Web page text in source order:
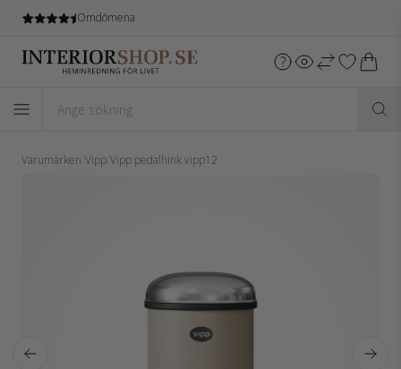
Omdömena
Varumärken Vipp Vipp pedalhink vipp12